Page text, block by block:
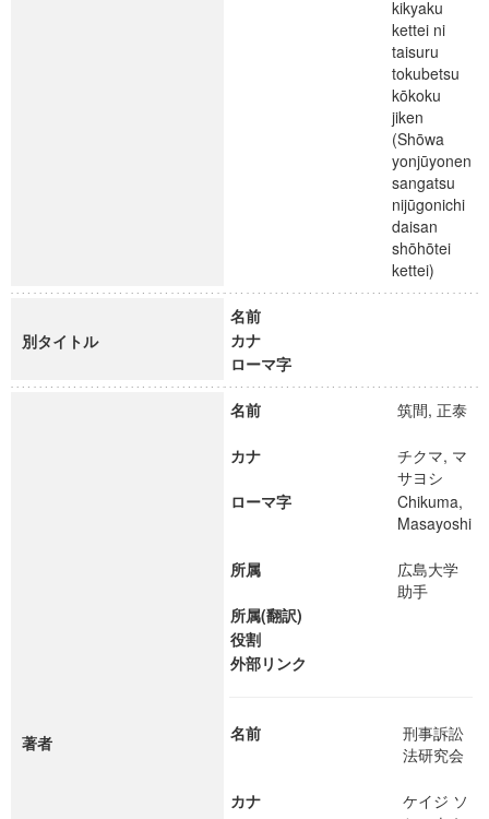
kikyaku
kettei ni
taisuru
tokubetsu
kōkoku
jiken
(Shōwa
yonjūyonen
sangatsu
nijūgonichi
daisan
shōhōtei
kettei)
別タイトル
名前
カナ
ローマ字
著者
名前 筑間, 正泰
カナ
チクマ, マ
サヨシ
ローマ字
Chikuma,
Masayoshi
所属
広島大学
助手
所属(翻訳)
役割
外部リンク
名前
刑事訴訟
法研究会
カナ
ケイジ ソ